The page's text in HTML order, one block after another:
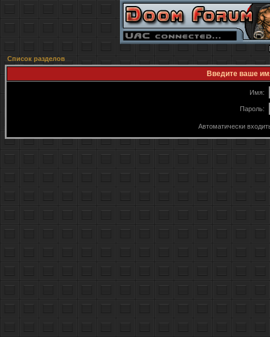
Список разделов
Введите ваше
Имя:
Пароль:
Автоматически